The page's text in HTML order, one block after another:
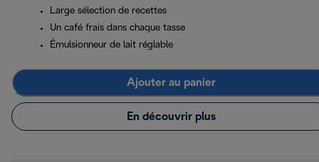
Large sélection de recettes
Un café frais dans chaque tasse
Émulsionneur de lait réglable
Ajouter au panier
En découvrir plus